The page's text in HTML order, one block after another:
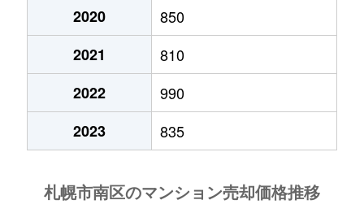
澄川４条
2,800万円
澄川４条
3,000万円
澄川４条
2,800万円
澄川４条
1,700万円
中ノ沢
真駒内
徒歩45分
2020
850
2021
810
2022
990
2023
835